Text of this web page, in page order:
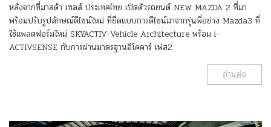
หลังจากที่มาสด้า เซลส์ ประเทศไทย เปิดตัวรถยนต์ NEW MAZDA 2 ที่มา
พร้อมปรับรูปลักษณ์ดีไซน์ใหม่ ที่ยึดแบบการดีไซน์มาจากรุ่นพี่อย่าง Mazda3 ที่
ใช้แพลตฟอร์มใหม่ SKYACTIV-Vehicle Architecture พร้อม i-
ACTIVSENSE กับการผ่านมาตรฐานอีโคคาร์ เฟส2
อ่านต่อ